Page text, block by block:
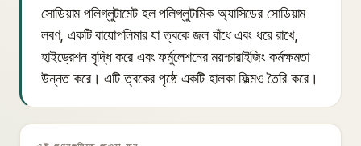
সোডিয়াম পলিগ্লুটামেট হল পলিগ্লুটামিক অ্যাসিডের সোডিয়াম
লবণ, একটি বায়োপলিমার যা ত্বকে জল বাঁধে এবং ধরে রাখে,
হাইড্রেশন বৃদ্ধি করে এবং ফর্মুলেশনের ময়শ্চারাইজিং কর্মক্ষমতা
উন্নত করে। এটি ত্বকের পৃষ্ঠে একটি হালকা ফিল্মও তৈরি করে।